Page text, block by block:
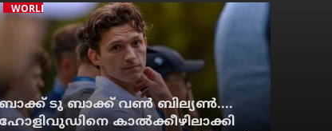
WORLD CINEMA
ടു ബാക്ക് വണ്‍ ബില്യണ്‍....
കാല്‍ക്കീഴിലാക്കി